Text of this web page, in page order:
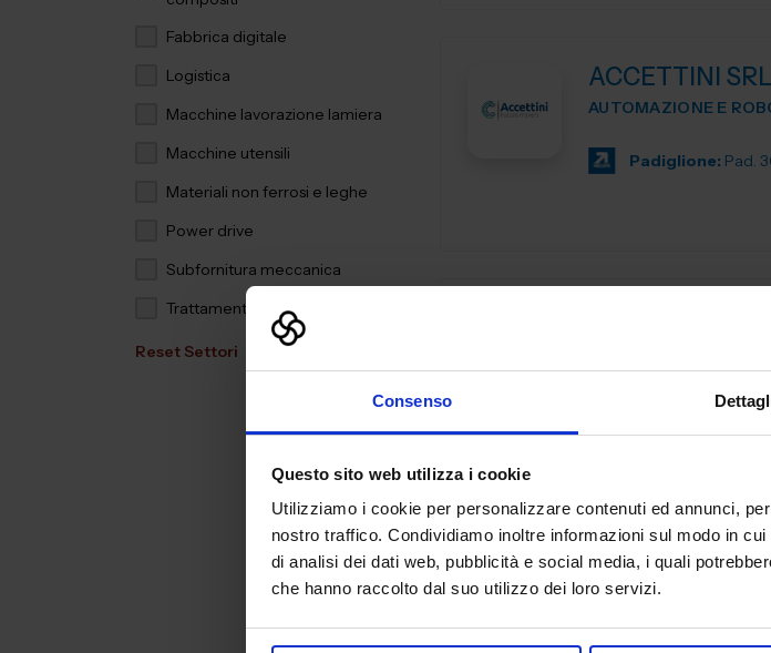
Consenso
Questo sito web utilizza i cookie
Utilizziamo i cookie per personalizzare contenuti ed annunci,
nostro traffico. Condividiamo inoltre informazioni sul modo in
di analisi dei dati web, pubblicità e social media, i quali
che hanno raccolto dal suo utilizzo dei loro servizi.
Fabbrica digitale
Logistica
Macchine lavorazione lamiera
Macchine utensili
Materiali non ferrosi e leghe
Power drive
Subfornitura meccanica
Trattamenti e finiture
Reset Settori
ACCETTINI SRL
AUTOMAZIONE E
Padiglione: Pad.
Padiglione:Pad.
AIDAM
AUTOMAZIONE